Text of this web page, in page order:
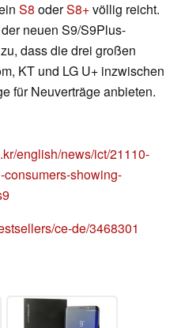
S8 oderS8+völlig reicht.
neuen S9/S9Plus-
dass die drei großen
KT und LG U+ inzwischen
für Neuverträge anbieten.
english/news/ict/21110-
showing-
ce-de/3468301